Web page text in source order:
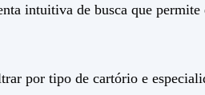
intuitiva de busca que
por tipo de cartório e